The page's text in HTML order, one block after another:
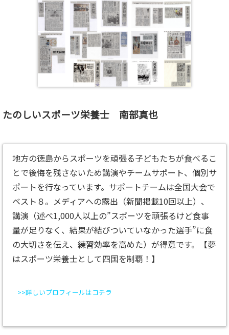
たのしいスポーツ栄養士 南部真也
地方の徳島からスポーツを頑張る子どもたちが食べるこ
とで後悔を残さないため講演やチームサポート、個別サ
ポートを行なっています。サポートチームは全国大会で
ベスト８。メディアへの露出（新聞掲載10回以上）、
講演（述べ1,000人以上の”スポーツを頑張るけど食事
量が足りなく、結果が結びついていなかった選手”に食
の大切さを伝え、練習効率を高めた）が得意です。【夢
はスポーツ栄養士として四国を制覇！】
>>詳しいプロフィールはコチラ